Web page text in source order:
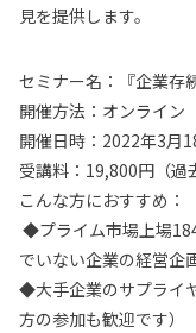
見を提供します。
セミナー名：『企業存
開催方法：オンライン
開催日時：2022年3月
受講料：19,800円（過
こんな方におすすめ：
◆プライム市場上場
でいない企業の経営企
◆大手企業のサプライ
方の参加も歓迎です）